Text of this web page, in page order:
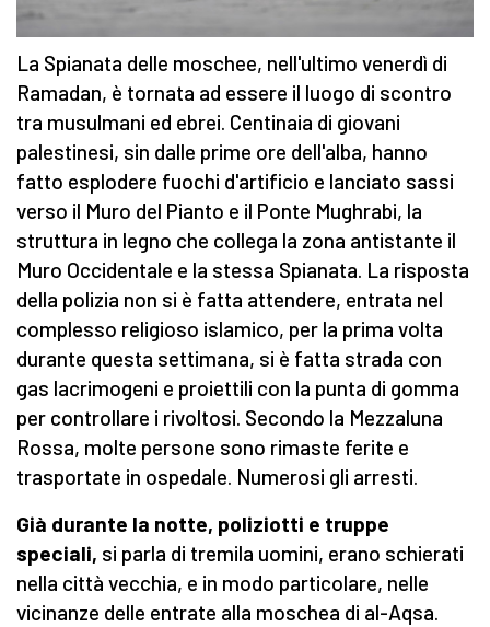
La Spianata delle moschee, nell'ultimo venerdì di
Ramadan, è tornata ad essere il luogo di scontro
tra musulmani ed ebrei. Centinaia di giovani
palestinesi, sin dalle prime ore dell'alba, hanno
fatto esplodere fuochi d'artificio e lanciato sassi
verso il Muro del Pianto e il Ponte Mughrabi, la
struttura in legno che collega la zona antistante il
Muro Occidentale e la stessa Spianata. La risposta
della polizia non si è fatta attendere, entrata nel
complesso religioso islamico, per la prima volta
durante questa settimana, si è fatta strada con
gas lacrimogeni e proiettili con la punta di gomma
per controllare i rivoltosi. Secondo la Mezzaluna
Rossa, molte persone sono rimaste ferite e
trasportate in ospedale. Numerosi gli arresti.
Già durante la notte, poliziotti e truppe
speciali, si parla di tremila uomini, erano schierati
nella città vecchia, e in modo particolare, nelle
vicinanze delle entrate alla moschea di al-Aqsa.